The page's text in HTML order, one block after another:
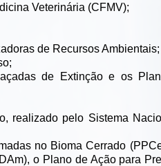
Veterinária (CFMV);
de Recursos Ambientais;
de Extinção e os
realizado pelo Sistema
no Bioma Cerrado
o Plano de Ação para